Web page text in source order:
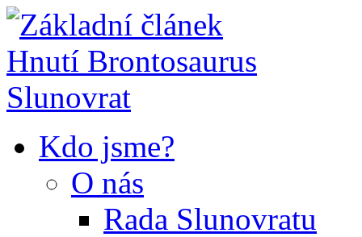
Kdo jsme?
O nás
Rada Slunovratu